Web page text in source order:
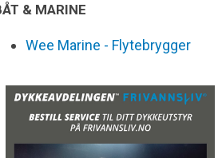
& MARINE
Wee Marine - Flytebrygger